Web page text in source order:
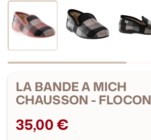
LA BANDE A MICH
CHAUSSON - FLOCON
35,00 €